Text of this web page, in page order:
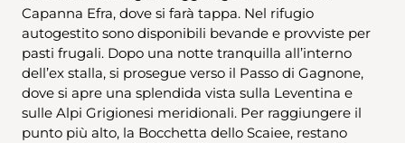
Capanna Efra, dove si farà tappa. Nel rifugio
autogestito sono disponibili bevande e provviste per
pasti frugali. Dopo una notte tranquilla all’interno
dell’ex stalla, si prosegue verso il Passo di Gagnone,
dove si apre una splendida vista sulla Leventina e
sulle Alpi Grigionesi meridionali. Per raggiungere il
punto più alto, la Bocchetta dello Scaiee, restano